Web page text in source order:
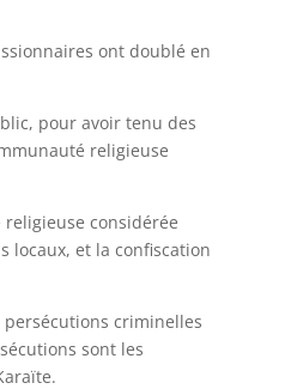
ont doublé en
pour avoir tenu des
religieuse
considérée
locaux, et la confiscation
persécutions criminelles
sont les